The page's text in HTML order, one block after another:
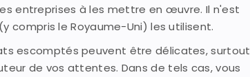
entreprises à les mettre en œuvre. Il n'est
(y compris le Royaume-Uni) les utilisent.
escomptés peuvent être délicates, surtout
de vos attentes. Dans de tels cas, vous